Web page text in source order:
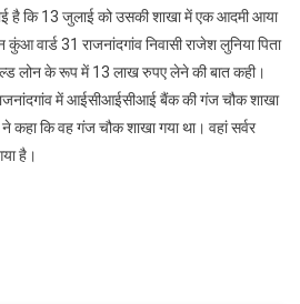
है कि 13 जुलाई को उसकी शाखा में एक आदमी आया
वार्ड 31 राजनांदगांव निवासी राजेश लुनिया पिता
लोन के रूप में 13 लाख रुपए लेने की बात कही।
में आईसीआईसीआई बैंक की गंज चौक शाखा
कहा कि वह गंज चौक शाखा गया था। वहां सर्वर
है।